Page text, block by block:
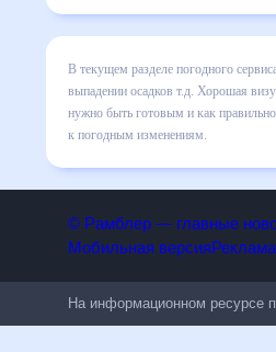
В текущем разделе
сведения по дневной
понять, какая будет погода
Подобный прогноз погоды в
© Рамблер — главные
На информационном